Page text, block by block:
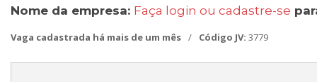
Nome da empresa: Faça login ou cadastre-se
Vaga cadastrada há mais de um mês / Código JV: 3779